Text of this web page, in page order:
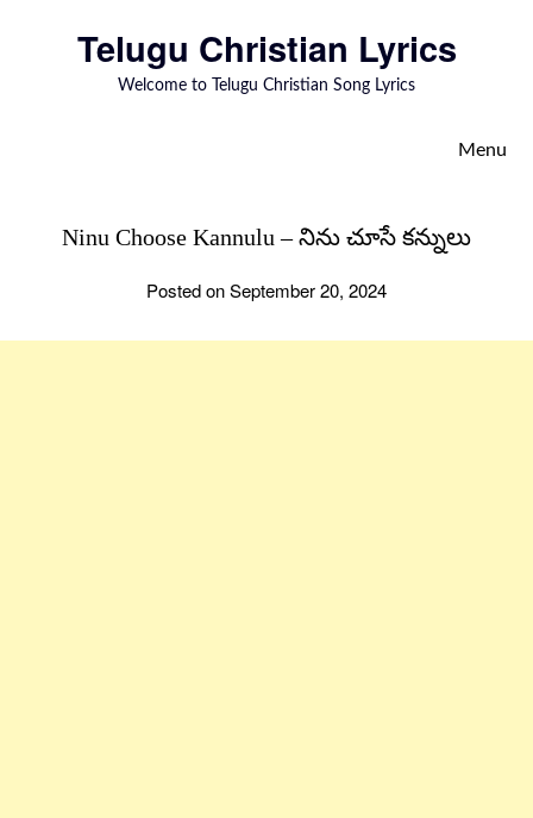
Telugu Christian Lyrics
Welcome to Telugu Christian Song Lyrics
Menu
Ninu Choose Kannulu – నిను చూసే కన్నులు
Posted on September 20, 2024